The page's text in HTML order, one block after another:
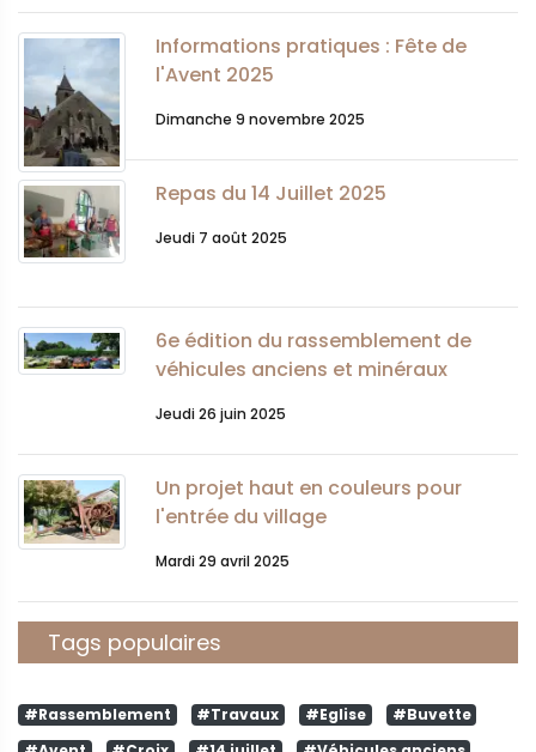
Informations pratiques : Fête de
l'Avent 2025
Dimanche 9 novembre 2025
Repas du 14 Juillet 2025
Jeudi 7 août 2025
6e édition du rassemblement de
véhicules anciens et minéraux
Jeudi 26 juin 2025
Un projet haut en couleurs pour
l'entrée du village
Mardi 29 avril 2025
Tags populaires
#Rassemblement #Travaux #Eglise
#Buvette